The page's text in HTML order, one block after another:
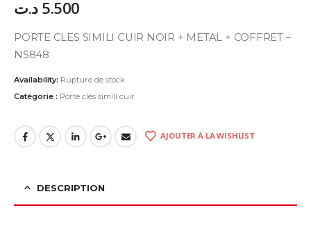
5.500 د.ت
PORTE CLES SIMILI CUIR NOIR + METAL + COFFRET –
NS848
Availability: Rupture de stock
Catégorie : Porte clés simili cuir
AJOUTER À LA WISHLIST
DESCRIPTION